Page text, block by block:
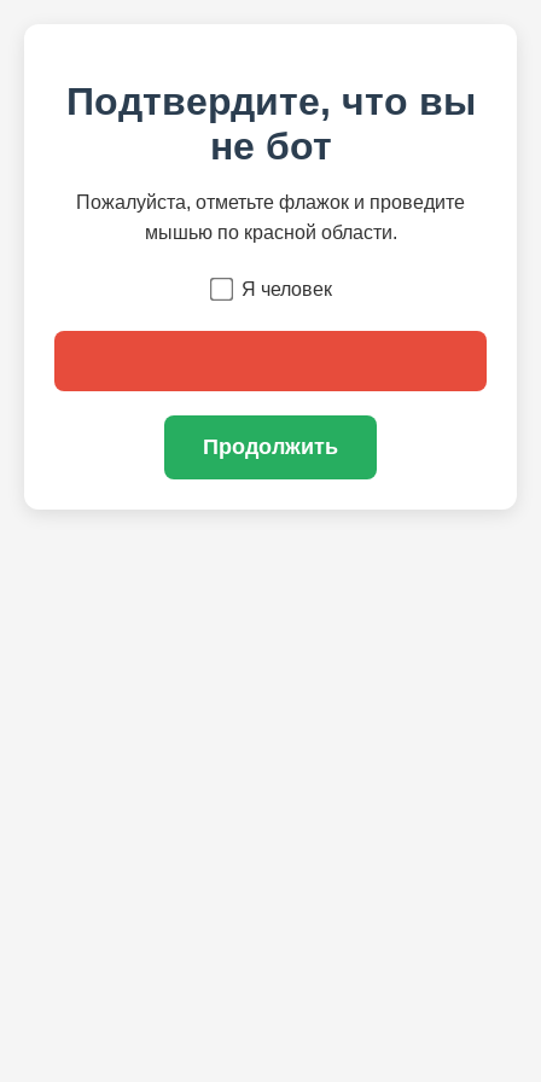
Подтвердите, что вы
не бот
Пожалуйста, отметьте флажок и проведите
мышью по красной области.
Я человек
Продолжить